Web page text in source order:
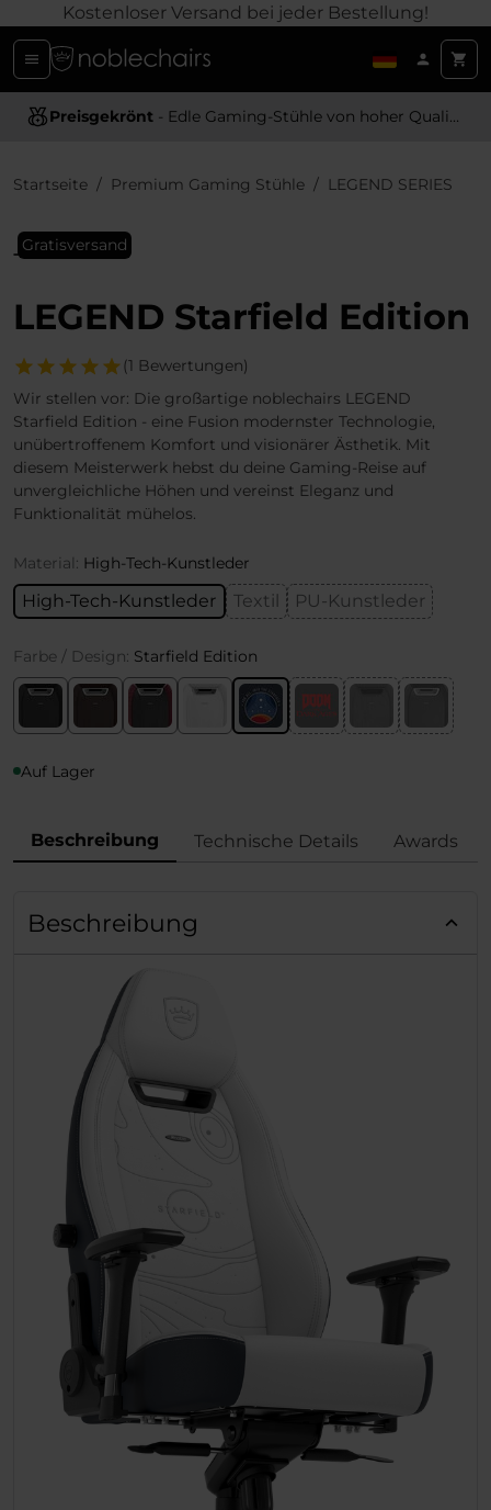
Kostenloser Versand bei jeder Bestellung!
Preisgekrönt - Edle Gaming-Stühle von hoher Qualität
Ergonomisches Design- Bietet optimale Unterstützung und Komfort
Startseite Premium Gaming Stühle LEGEND SERIES
Gratisversand
LEGEND Starfield Edition
(1 Bewertungen)
Wir stellen vor: Die großartige noblechairs LEGEND
Starfield Edition - eine Fusion modernster Technologie,
unübertroffenem Komfort und visionärer Ästhetik. Mit
diesem Meisterwerk hebst du deine Gaming-Reise auf
unvergleichliche Höhen und vereinst Eleganz und
Funktionalität mühelos.
Material: High-Tech-Kunstleder
High-Tech-Kunstleder Textil PU-Kunstleder
Farbe / Design: Starfield Edition
Auf Lager
Beschreibung Technische Details Awards
Beschreibung